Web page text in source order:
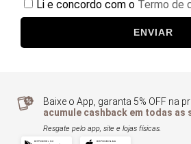
acumule cashback em todas as